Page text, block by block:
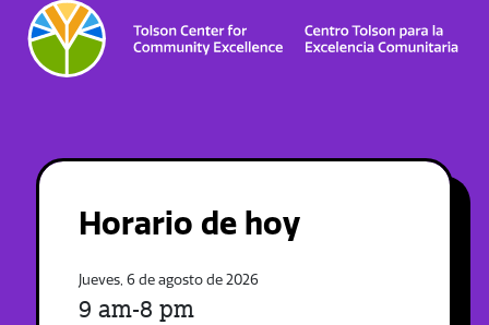
Horario de hoy
Jueves, 6 de agosto de 2026
9 am-8 pm